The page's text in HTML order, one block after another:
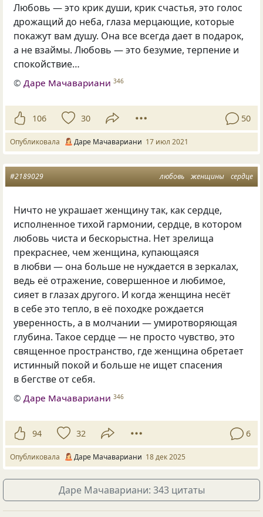
Любовь — это крик души, крик счастья, это голос
дрожащий до неба, глаза мерцающие, которые
покажут вам душу. Она все всегда дает в подарок,
а не взаймы. Любовь — это безумие, терпение и
спокойствие…
©Даре Мачавариани 346
106 30 50
Опубликовала Даре Мачавариани 17 июл 2021
любовь женщины сердце
#2189029
Ничто не украшает женщину так, как сердце,
исполненное тихой гармонии, сердце, в котором
любовь чиста и бескорыстна. Нет зрелища
прекраснее, чем женщина, купающаяся
в любви — она больше не нуждается в зеркалах,
ведь её отражение, совершенное и любимое,
сияет в глазах другого. И когда женщина несёт
в себе это тепло, в её походке рождается
уверенность, а в молчании — умиротворяющая
глубина. Такое сердце — не просто чувство, это
священное пространство, где женщина обретает
истинный покой и больше не ищет спасения
в бегстве от себя.
©Даре Мачавариани 346
94 32 6
Опубликовала Даре Мачавариани 18 дек 2025
Даре Мачавариани: 343 цитаты